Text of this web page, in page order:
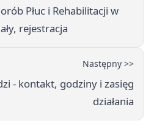
Płuc i Rehabilitacji w
rejestracja
Następny >>
- kontakt, godziny i zasięg
działania